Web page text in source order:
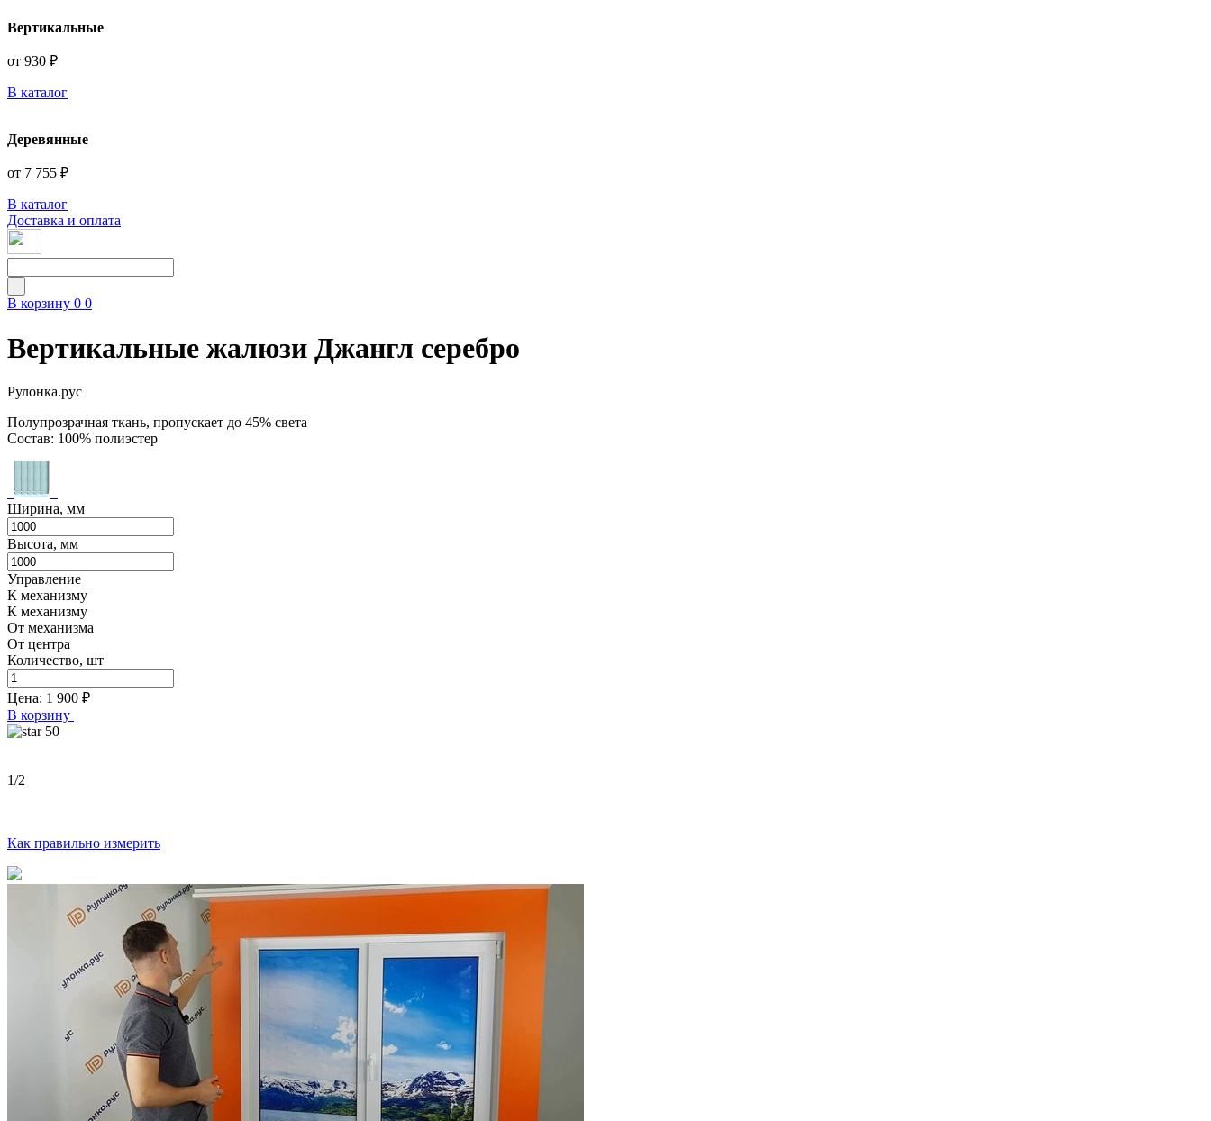
Вертикальные
от 930 ₽
В каталог
Деревянные
от 7 755 ₽
В каталог
Доставка и оплата
В корзину 0 0
Вертикальные жалюзи Джангл серебро
Рулонка.рус
Полупрозрачная ткань, пропускает до 45% света
Состав: 100% полиэстер
Ширина, мм
Высота, мм
Управление
К механизму
К механизму
От механизма
От центра
Количество, шт
Цена: 1 900 ₽
В корзину
50
1/2
Как правильно измерить